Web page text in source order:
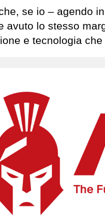
se io – agendo
avuto lo stesso
e tecnologia